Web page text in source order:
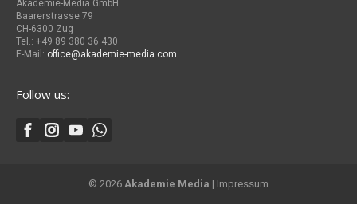
Akademie-Media GmbH
Baarerstrasse 79
CH-6300 Zug
Tel.: +49 89 380 36 430
E-Mail: office@akademie-media.com
Follow us:
© 2026 Akademie Media | Impressum